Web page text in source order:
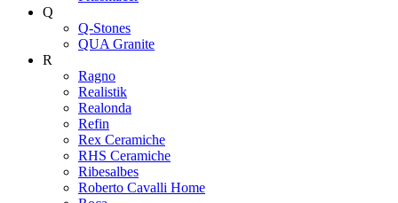
Q
Q-Stones
QUA Granite
R
Ragno
Realistik
Realonda
Refin
Rex Ceramiche
RHS Ceramiche
Ribesalbes
Roberto Cavalli Home